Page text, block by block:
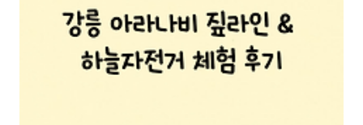
미래 & 진달래상회 – 레트로 감성 서점 5. 미인상회 – 100..